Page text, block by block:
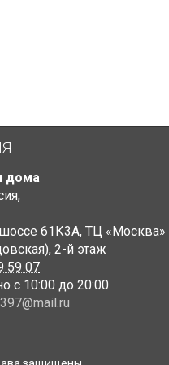
дома
,
61К3А, ТЦ «Москва»
, 2-й этаж
59 07
с 10:00 до 20:00